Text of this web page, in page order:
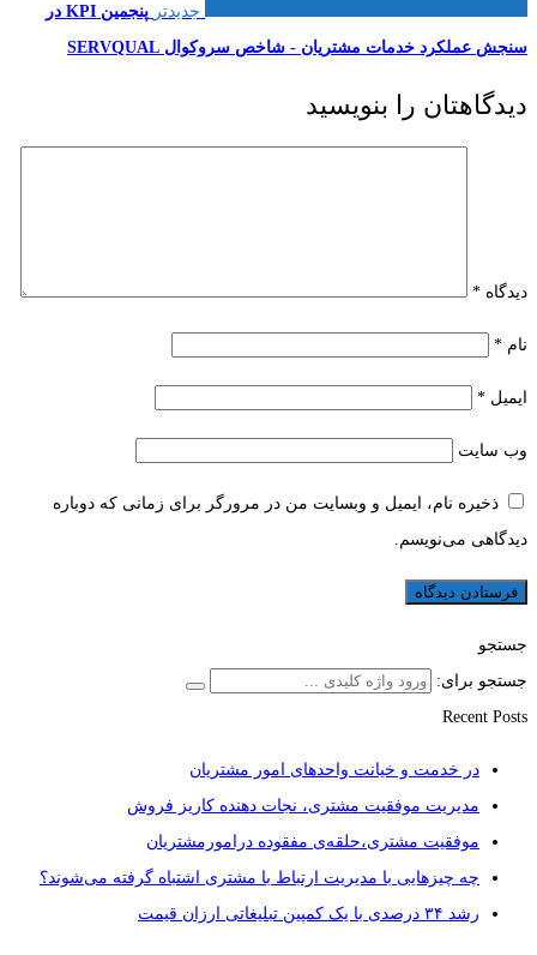
جدیدتر
پنجمین KPI در
سنجش عملکرد خدمات مشتریان - شاخص سروکوال SERVQUAL
دیدگاهتان را بنویسید
دیدگاه *
نام *
ایمیل *
وب‌ سایت
ذخیره نام، ایمیل و وبسایت من در مرورگر برای زمانی که دوباره
دیدگاهی می‌نویسم.
جستجو
جستجو برای:
Recent Posts
در خدمت و خیانت واحدهای امور مشتریان
مدیریت موفقیت مشتری، نجات دهنده کاریز فروش
موفقیت مشتری،حلقه‌ی مفقوده درامورمشتریان
چه چیزهایی با مدیریت ارتباط با مشتری اشتباه گرفته می‌شوند؟
رشد ۳۴ درصدی با یک کمپین تبلیغاتی ارزان قیمت